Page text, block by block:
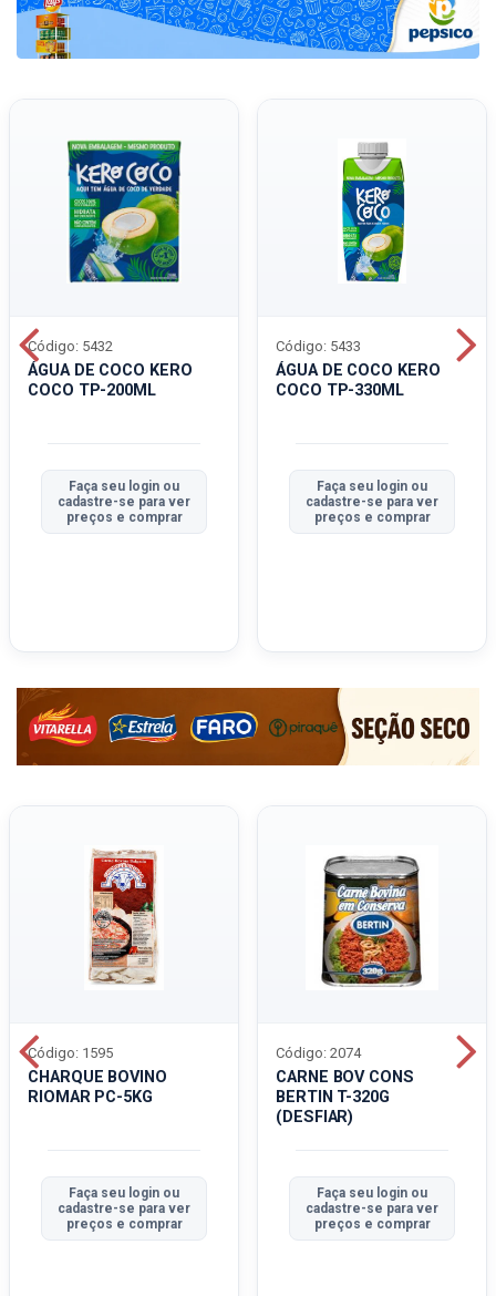
ÁGUA DE COCO KERO
COCO TP-200ML
Código: 5432
Faça seu login ou
cadastre-se para ver
preços e comprar
ÁGUA DE COCO KERO
COCO TP-330ML
Código: 5433
Faça seu login ou
cadastre-se para ver
preços e comprar
CHARQUE BOVINO
RIOMAR PC-5KG
Código: 1595
Faça seu login ou
cadastre-se para ver
preços e comprar
CARNE BOV CONS
BERTIN T-320G
(DESFIAR)
Código: 2074
Faça seu login ou
cadastre-se para ver
preços e comprar